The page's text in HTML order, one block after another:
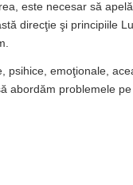
este necesar să
direcţie şi principiile
psihice, emoţionale,
abordăm problemele